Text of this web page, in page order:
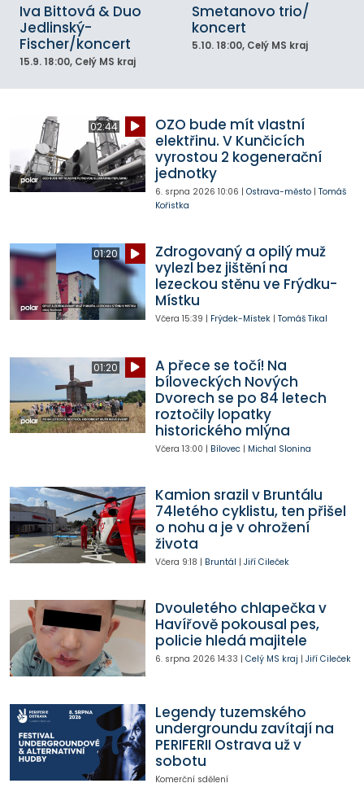
Iva Bittová & Duo
Jedlinský-
Fischer/koncert
15.9. 18:00, Celý MS kraj
Smetanovo trio/
koncert
5.10. 18:00, Celý MS kraj
02:44
OZO bude mít vlastní
elektřinu. V Kunčicích
vyrostou 2 kogenerační
jednotky
6. srpna 2026 10:06 | Ostrava-město| Tomáš
Kořistka
01:20
Zdrogovaný a opilý muž
vylezl bez jištění na
lezeckou stěnu ve Frýdku-
Místku
Včera 15:39 | Frýdek-Místek| Tomáš Tikal
01:20
A přece se točí! Na
bíloveckých Nových
Dvorech se po 84 letech
roztočily lopatky
historického mlýna
Včera 13:00 | Bílovec| Michal Slonina
Kamion srazil v Bruntálu
74letého cyklistu, ten přišel
o nohu a je v ohrožení
života
Včera 9:18 | Bruntál | Jiří Cileček
Dvouletého chlapečka v
Havířově pokousal pes,
policie hledá majitele
6. srpna 2026 14:33 | Celý MS kraj | Jiří Cileček
Legendy tuzemského
undergroundu zavítají na
PERIFERII Ostrava už v
sobotu
Komerční sdělení